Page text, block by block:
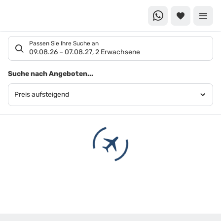
Suchlistenseite
Passen Sie Ihre Suche an
09.08.26–07.08.27,2 Erwachsene
Suchergebnisse
Suche nach Angeboten...
Preis aufsteigend